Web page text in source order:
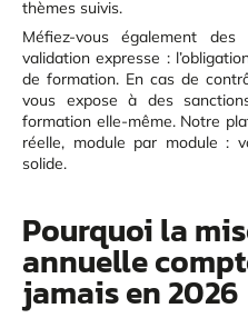
thèmes suivis.
Méfiez-vous également
validation expresse :
de formation. En cas de
vous expose à des
formation elle-même. Notre
réelle, module par module :
solide.
Pourquoi la
annuelle
jamais en 2026